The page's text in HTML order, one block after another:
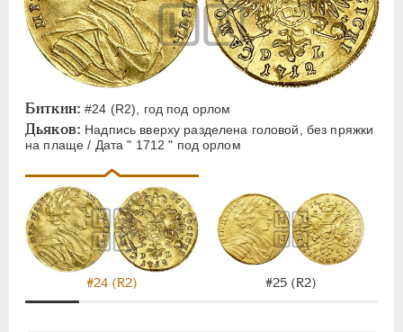
Биткин: #24 (R2), год под орлом
Дьяков: Надпись вверху разделена головой, без пряжки
на плаще / Дата " 1712 " под орлом
#24 (R2) #25 (R2)